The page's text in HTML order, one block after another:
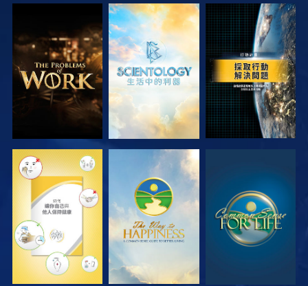
探索系列節目 探索系列節目 觀看
觀看 觀看 觀看